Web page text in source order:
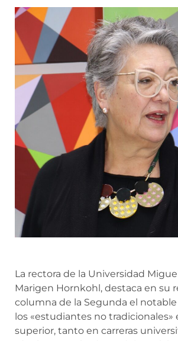
La rectora de la Universidad
Marigen Hornkohl, destaca en su
columna de la Segunda el
los «estudiantes no tradicionales»
superior, tanto en carreras